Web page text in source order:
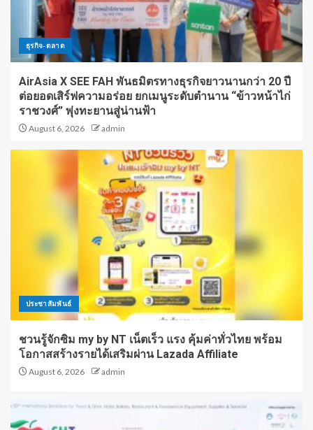
ธุรกิจ-ตลาด
AirAsia X SEE FAH พันธมิตรทางธุรกิจยาวนานกว่า 20 ปี
ต่อยอดเสิร์ฟความอร่อย ยกเมนูระดับตำนาน “ข้าวหน้าไก่
ราชวงศ์” พุ่งทะยานสู่น่านฟ้า
August 6, 2026 admin
ประชาสัมพันธ์
ชวนรู้จักซิม my by NT เน็ตเร็ว แรง คุ้มค่าทั่วไทย พร้อม
โอกาสสร้างรายได้เสริมผ่าน Lazada Affiliate
August 6, 2026 admin